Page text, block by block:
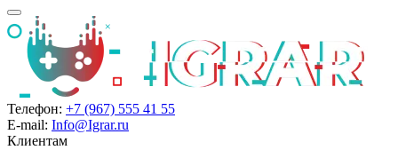
Телефон: +7 (967) 555 41 55
E-mail: Info@Igrar.ru
Клиентам